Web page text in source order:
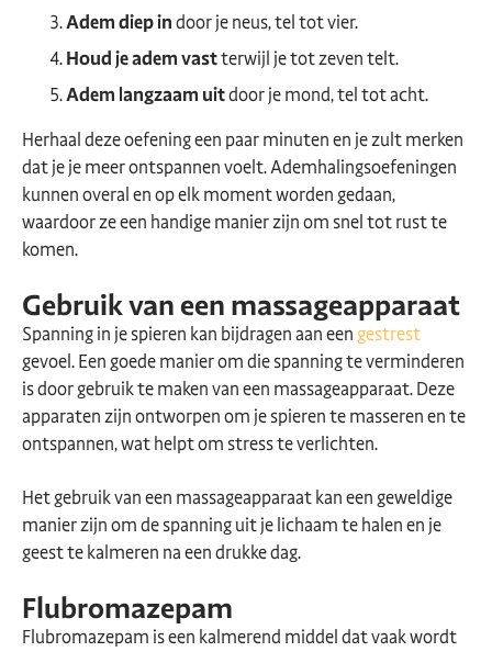
Adem diep indoor je neus, tel tot vier.
Houd je adem vastterwijl je tot zeven telt.
Adem langzaam uitdoor je mond, tel tot acht.
Herhaal deze oefening een paar minuten en je zult merken
dat je je meer ontspannen voelt. Ademhalingsoefeningen
kunnen overal en op elk moment worden gedaan,
waardoor ze een handige manier zijn om snel tot rust te
komen.
Gebruik van een massageapparaat
Spanning in je spieren kan bijdragen aan eengestrest
gevoel. Een goede manier om die spanning te verminderen
is door gebruik te maken van een massageapparaat. Deze
apparaten zijn ontworpen om je spieren te masseren en te
ontspannen, wat helpt om stress te verlichten.
Het gebruik van een massageapparaat kan een geweldige
manier zijn om de spanning uit je lichaam te halen en je
geest te kalmeren na een drukke dag.
Flubromazepam
Flubromazepam is een kalmerend middel dat vaak wordt